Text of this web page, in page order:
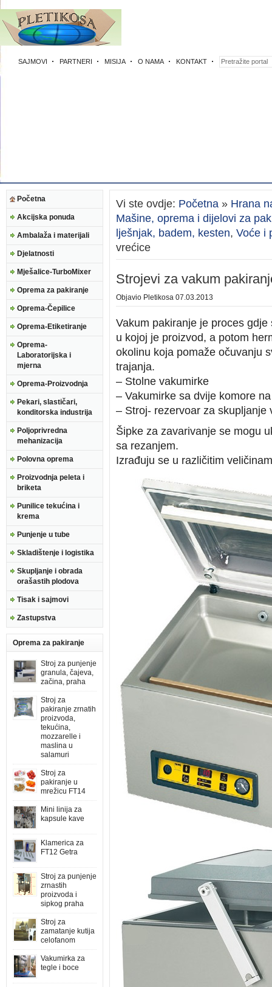
SAJMOVI PARTNERI MISIJA O NAMA KONTAKT
Početna
Akcijska ponuda
Ambalaža i materijali
Djelatnosti
Mješalice-TurboMixer
Oprema za pakiranje
Oprema-Čepilice
Oprema-Etiketiranje
Oprema-
Laboratorijska i
mjerna
Oprema-Proizvodnja
Pekari, slastičari,
konditorska industrija
Poljoprivredna
mehanizacija
Polovna oprema
Proizvodnja peleta i
briketa
Punilice tekućina i
krema
Punjenje u tube
Skladištenje i logistika
Skupljanje i obrada
orašastih plodova
Tisak i sajmovi
Zastupstva
Oprema za pakiranje
Stroj za punjenje
granula, čajeva,
začina, praha
Stroj za
pakiranje zrnatih
proizvoda,
tekućina,
mozzarelle i
maslina u
salamuri
Stroj za
pakiranje u
mrežicu FT14
Mini linija za
kapsule kave
Klamerica za
FT12 Getra
Stroj za punjenje
zrnastih
proizvoda i
sipkog praha
Stroj za
zamatanje kutija
celofanom
Vakumirka za
tegle i boce
Vi ste ovdje: Početna » Hrana
Mašine, oprema i dijelovi za
lješnjak, badem, kesten, Voće i
vrećice
Strojevi za vakum
Objavio Pletikosa 07.03.2013
Vakum pakiranje je proces
u kojoj je proizvod, a potom
okolinu koja pomaže očuvanju
trajanja.
– Stolne vakumirke
– Vakumirke sa dvije komore
– Stroj- rezervoar za skupljanje
Šipke za zavarivanje se mogu
sa rezanjem.
Izrađuju se u različitim